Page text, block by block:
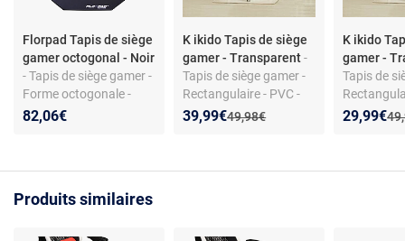
Florpad Tapis de siège
gamer octogonal - Noir
- Tapis de siège gamer -
Forme octogonale -
Surface antidérapante -
82,06€
K ikido Tapis de siège
gamer - Transparent-
Tapis de siège gamer -
Rectangulaire - PVC -
Surface antidérapante
Ancien prix :
49,98€
Nouveau prix :
39,99€
Réduction de :
K ikido
gamer -
Tapis de
plastique -
Nouveau
29,99€
Produits similaires